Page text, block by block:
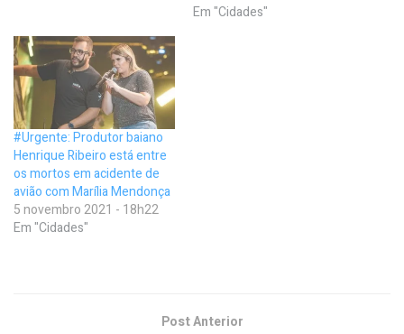
Em "Cidades"
#Urgente: Produtor baiano
Henrique Ribeiro está entre
os mortos em acidente de
avião com Marília Mendonça
5 novembro 2021 - 18h22
Em "Cidades"
Post Anterior